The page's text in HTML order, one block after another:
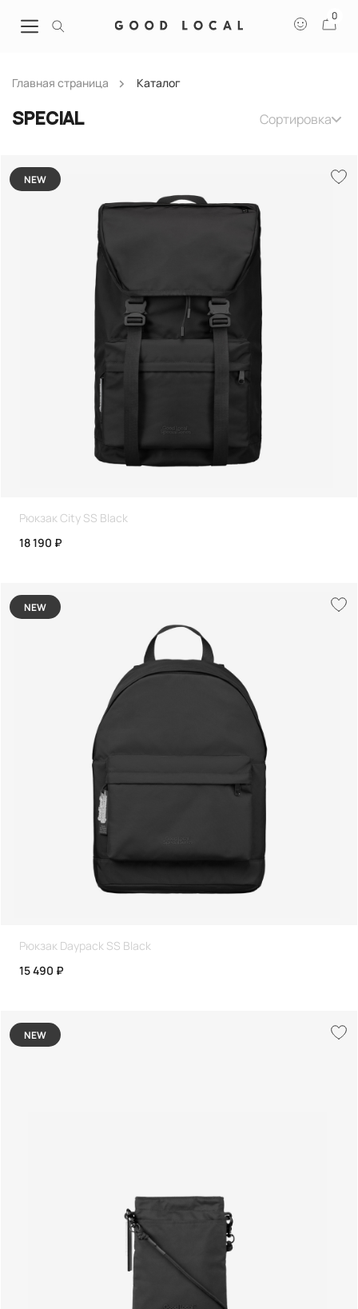
0
Главная страница Каталог
Special Сортировка
NEW
Рюкзак City SS Black
18 190 ₽
NEW
Рюкзак Daypack SS Black
15 490 ₽
NEW